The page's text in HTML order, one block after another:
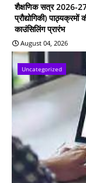
शैक्षणिक सत्र 2026-
प्रौद्योगिकी)
काउंसिलिंग प्रारंभ
August 04, 2026
Uncategorized